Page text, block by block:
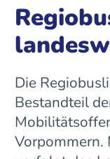
Die
Bestandteil
Vorpommern.